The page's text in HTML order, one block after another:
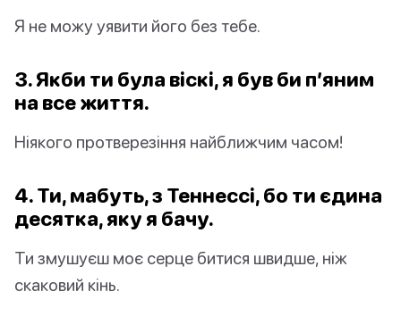
Я не можу уявити його без тебе.
3. Якби ти була віскі, я був би п’яним
на все життя.
Ніякого протверезіння найближчим часом!
4. Ти, мабуть, з Теннессі, бо ти єдина
десятка, яку я бачу.
Ти змушуєш моє серце битися швидше, ніж
скаковий кінь.